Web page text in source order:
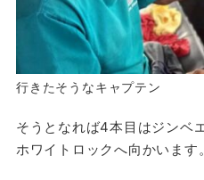
行きたそうなキャプテン
そうとなれば4本目はジンベ
ホワイトロックへ向かいます。